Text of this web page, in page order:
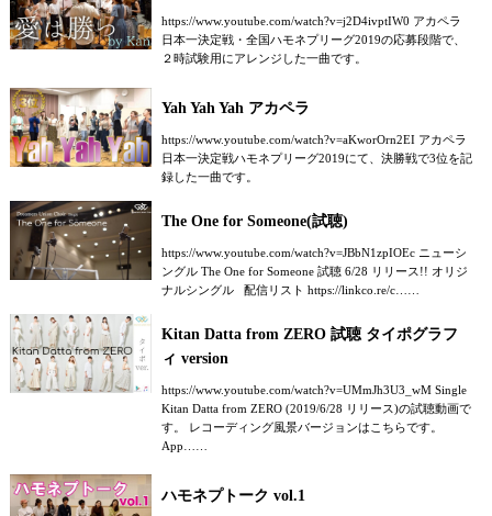
https://www.youtube.com/watch?v=j2D4ivptIW0 アカペラ
日本一決定戦・全国ハモネプリーグ2019の応募段階で、
２時試験用にアレンジした一曲です。
Yah Yah Yah アカペラ
https://www.youtube.com/watch?v=aKworOrn2EI アカペラ
日本一決定戦ハモネプリーグ2019にて、決勝戦で3位を記
録した一曲です。
The One for Someone(試聴)
https://www.youtube.com/watch?v=JBbN1zpIOEc ニューシ
ングル The One for Someone 試聴 6/28 リリース!! オリジ
ナルシングル 配信リスト https://linkco.re/c……
Kitan Datta from ZERO 試聴 タイポグラフ
ィ version
https://www.youtube.com/watch?v=UMmJh3U3_wM Single
Kitan Datta from ZERO (2019/6/28 リリース)の試聴動画で
す。 レコーディング風景バージョンはこちらです。
App……
ハモネプトーク vol.1